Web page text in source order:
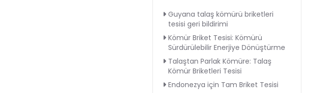
Guyana talaş kömürü briketleri
tesisi geri bildirimi
Kömür Briket Tesisi: Kömürü
Sürdürülebilir Enerjiye Dönüştürme
Talaştan Parlak Kömüre: Talaş
Kömür Briketleri Tesisi
Endonezya için Tam Briket Tesisi